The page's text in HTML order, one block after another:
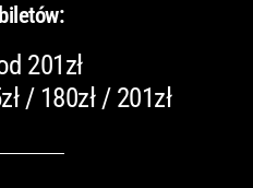
201zł
/ 180zł / 201zł